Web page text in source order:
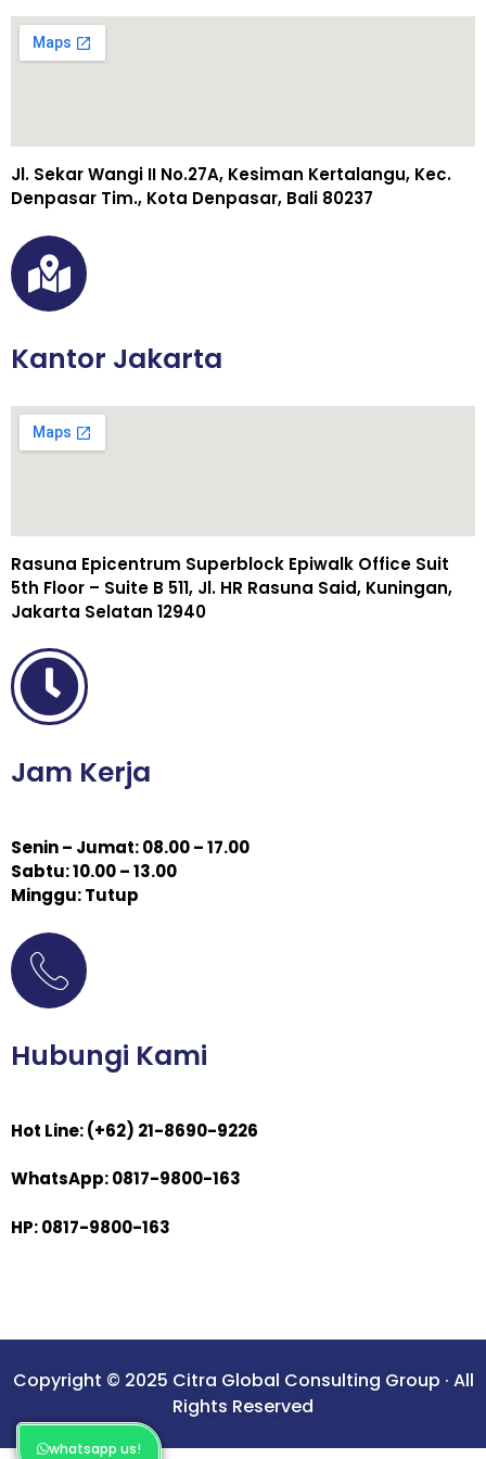
whatsapp us!
Jl. Sekar Wangi II No.27A, Kesiman Kertalangu, Kec.
Denpasar Tim., Kota Denpasar, Bali 80237
Kantor Jakarta
Rasuna Epicentrum Superblock Epiwalk Office Suit
5th Floor – Suite B 511, Jl. HR Rasuna Said, Kuningan,
Jakarta Selatan 12940
Jam Kerja
Senin – Jumat: 08.00 – 17.00
Sabtu: 10.00 – 13.00
Minggu: Tutup
Hubungi Kami
Hot Line: (+62) 21-8690-9226
WhatsApp: 0817-9800-163
HP: 0817-9800-163
Copyright © 2025 Citra Global Consulting Group · All
Rights Reserved